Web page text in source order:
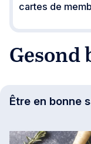
cartes de
Gesond
Être en bonne